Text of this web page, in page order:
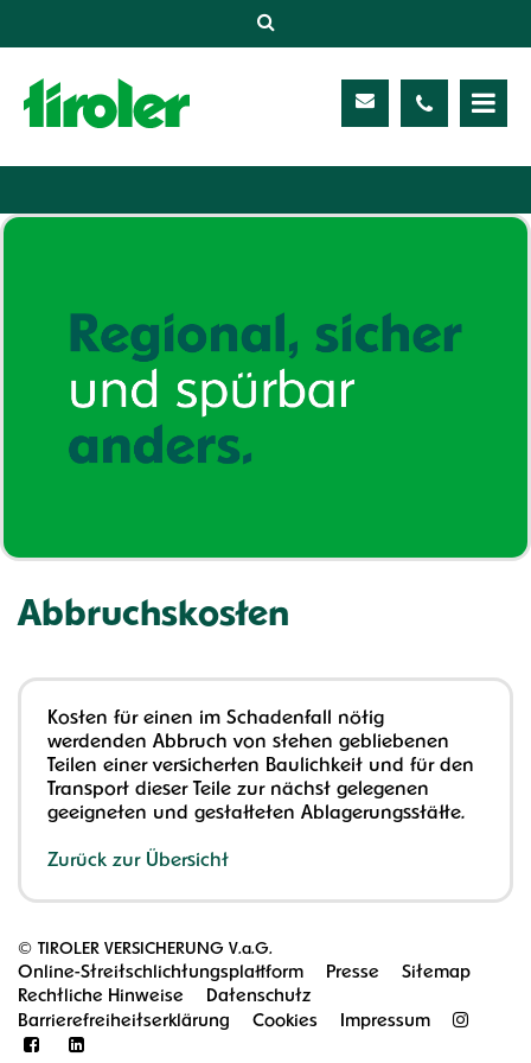
Service
Meine TIROLER
Karriere
Abbruchskosten
Kosten für einen im Schadenfall nötig
werdenden Abbruch von stehen gebliebenen
Teilen einer versicherten Baulichkeit und für den
Transport dieser Teile zur nächst gelegenen
geeigneten und gestatteten Ablagerungsstätte.
Zurück zur Übersicht
© TIROLER VERSICHERUNG V.a.G.
Online-Streitschlichtungsplattform
Presse
Sitemap
Rechtliche Hinweise
Datenschutz
Barrierefreiheitserklärung
Cookies Impressum